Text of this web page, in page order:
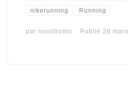
nikerunning Running
par noostromo Publié 28